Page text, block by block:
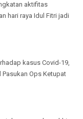
aktifitas
hari raya Idul Fitri jadi
kasus Covid-19,
Ops Ketupat